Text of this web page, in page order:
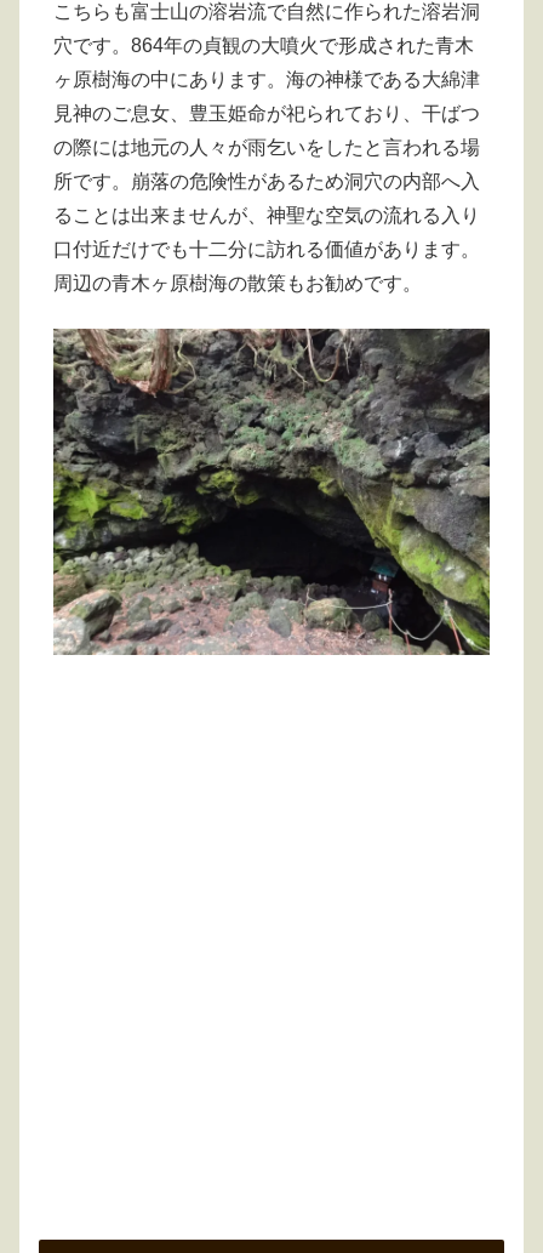
こちらも富士山の溶岩流で自然に作られた溶岩洞
穴です。864年の貞観の大噴火で形成された青木
ヶ原樹海の中にあります。海の神様である大綿津
見神のご息女、豊玉姫命が祀られており、干ばつ
の際には地元の人々が雨乞いをしたと言われる場
所です。崩落の危険性があるため洞穴の内部へ入
ることは出来ませんが、神聖な空気の流れる入り
口付近だけでも十二分に訪れる価値があります。
周辺の青木ヶ原樹海の散策もお勧めです。